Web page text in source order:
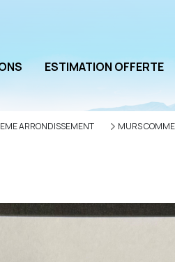
ESTIMATION OFFERTE
ARRONDISSEMENT MURS